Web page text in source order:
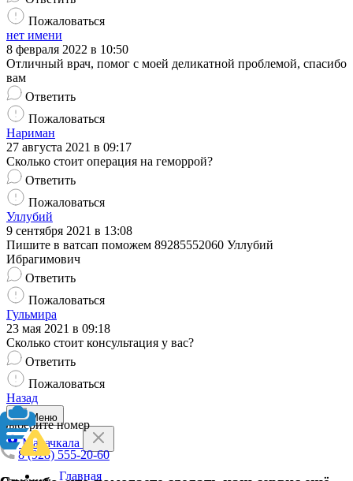
Пожаловаться
нет имени
8 февраля 2022 в 10:50
Отличный врач, помог с моей деликатной проблемой, спасибо
вам
Ответить
Пожаловаться
Нариман
27 августа 2021 в 09:17
Сколько стоит операция на геморрой?
Ответить
Пожаловаться
Уллубий
9 сентября 2021 в 13:08
Пишите в ватсап поможем 89285552060 Уллубий
Ибрагимович
Ответить
Пожаловаться
Гульмира
23 мая 2021 в 09:18
Сколько стоит консультация у вас?
Ответить
Пожаловаться
Назад
Выберите номер
8 (928) 555-20-60
Меню
Махачкала
Главная